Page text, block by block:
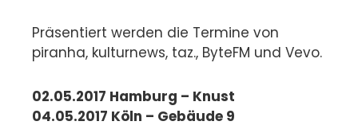
Präsentiert werden die Termine von
piranha, kulturnews, taz., ByteFM und Vevo.
02.05.2017 Hamburg – Knust
04.05.2017 Köln – Gebäude 9